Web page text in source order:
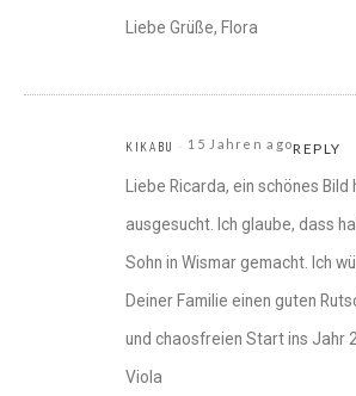
Liebe Grüße, Flora
KIKABU 15 Jahren agoREPLY
Liebe Ricarda, ein schönes Bild
ausgesucht. Ich glaube, dass
Sohn in Wismar gemacht. Ich
Deiner Familie einen guten
und chaosfreien Start ins Jahr
Viola